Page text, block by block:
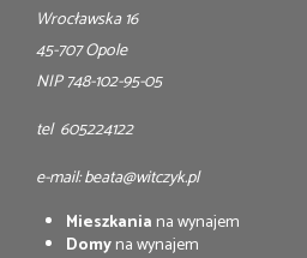
Wrocławska 16
45-707 Opole
NIP 748-102-95-05
tel 605224122
e-mail: beata@witczyk.pl
Mieszkania na wynajem
Domyna wynajem